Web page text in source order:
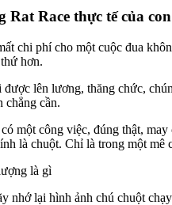
Rat Race thực tế của
chi phí cho một cuộc đua
hơn.
lên lương, thăng chức,
chẳng cần.
một công việc, đúng thật,
là chuột. Chỉ là trong một mê
là gì
nhớ lại hình ảnh chú chuột